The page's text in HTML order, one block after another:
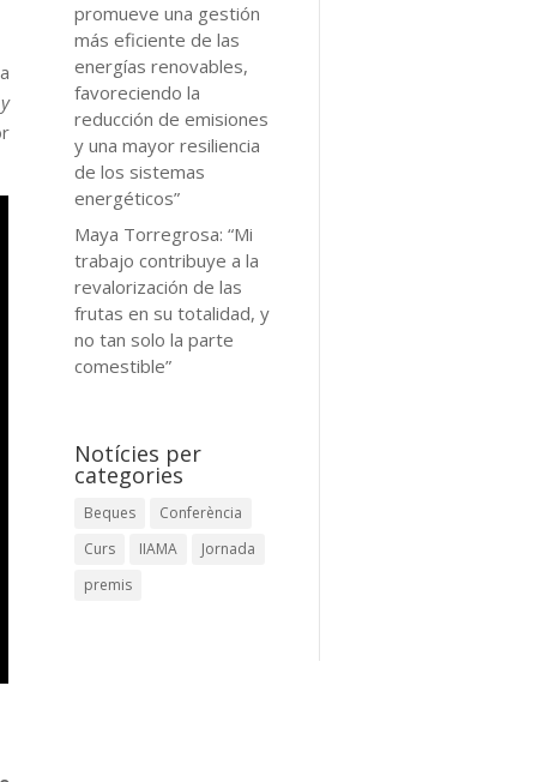
promueve una gestión
más eficiente de las
energías renovables,
favoreciendo la
reducción de emisiones
y una mayor resiliencia
de los sistemas
energéticos”
Maya Torregrosa: “Mi
trabajo contribuye a la
revalorización de las
frutas en su totalidad, y
no tan solo la parte
comestible”
Notícies per
categories
Beques
Conferència
Curs
IIAMA
Jornada
premis